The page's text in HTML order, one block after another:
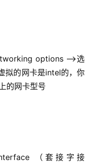
options —>选
拟的网卡是intel的，你
的网卡型号
（套接字接